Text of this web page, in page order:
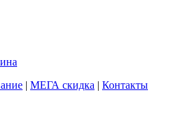
| МЕГА скидка | Контакты